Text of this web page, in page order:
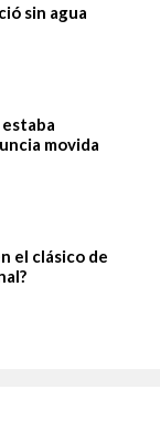
sin agua
movida
el clásico de